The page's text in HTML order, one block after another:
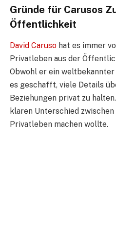
Gründe für Carusos
Öffentlichkeit
David Caruso hat es immer
Privatleben aus der
Obwohl er ein
es geschafft, viele Details
Beziehungen privat zu
klaren Unterschied
Privatleben machen wollte.